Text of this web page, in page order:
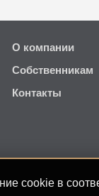
О компании
Собственникам
Контакты
cookie в